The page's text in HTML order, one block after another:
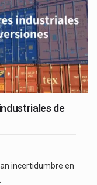
de
incertidumbre en